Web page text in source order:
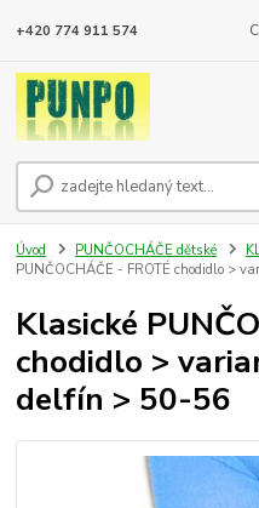
+420 774 911 574
Úvod PUNČOCHÁČE dětské
PUNČOCHÁČE - FROTÉ chodidlo >
Klasické
chodidlo >
delfín > 50-56